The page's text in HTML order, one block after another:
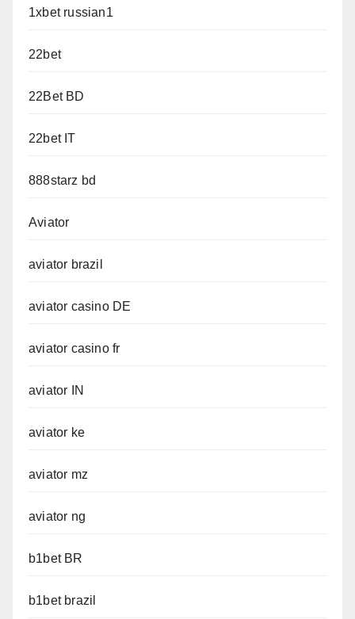
1xbet russian1
22bet
22Bet BD
22bet IT
888starz bd
Aviator
aviator brazil
aviator casino DE
aviator casino fr
aviator IN
aviator ke
aviator mz
aviator ng
b1bet BR
b1bet brazil